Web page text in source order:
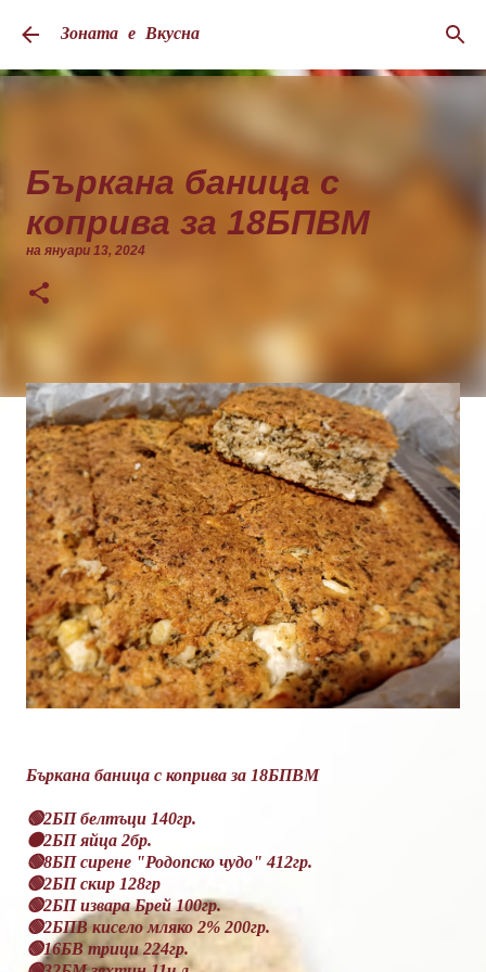
Пропускане към основното съдържание
Зоната е Вкусна
Бъркана баница с
коприва за 18БПВМ
на януари 13, 2024
Бъркана баница с коприва за 18БПВМ
🟢2БП белтъци 140гр.
🟠2БП яйца 2бр.
🟢8БП сирене "Родопско чудо" 412гр.
🟢2БП скир 128гр
🟢2БП извара Брей 100гр.
🟢2БПВ кисело мляко 2% 200гр.
🟢16БВ трици 224гр.